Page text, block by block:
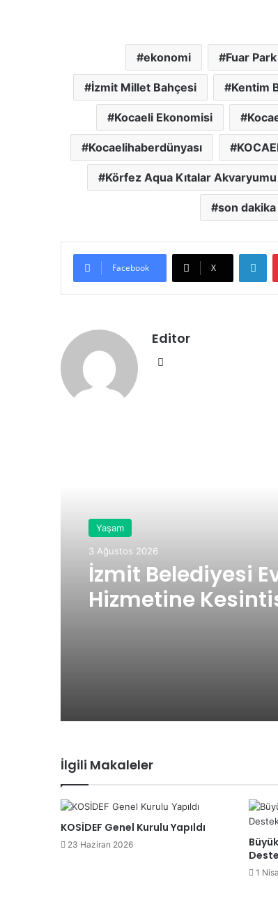
ekonomi Fuar Park
İzmit Millet Bahçesi Kentim
Kocaeli Ekonomisi
Kocaelihaberdünyası
Körfez Aqua Kıtalar Akvaryumu
son dakika
Facebook X
Editor
Yaşam
3 Ağustos 2026
İzmit Belediyesi
Hizmetine
İlgili Makaleler
KOSİDEF Genel Kurulu Yapıldı
23 Haziran 2026
1